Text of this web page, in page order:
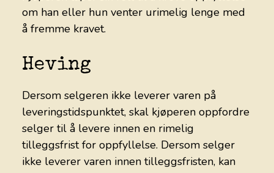
om han eller hun venter urimelig lenge med
å fremme kravet.
Heving
Dersom selgeren ikke leverer varen på
leveringstidspunktet, skal kjøperen oppfordre
selger til å levere innen en rimelig
tilleggsfrist for oppfyllelse. Dersom selger
ikke leverer varen innen tilleggsfristen, kan